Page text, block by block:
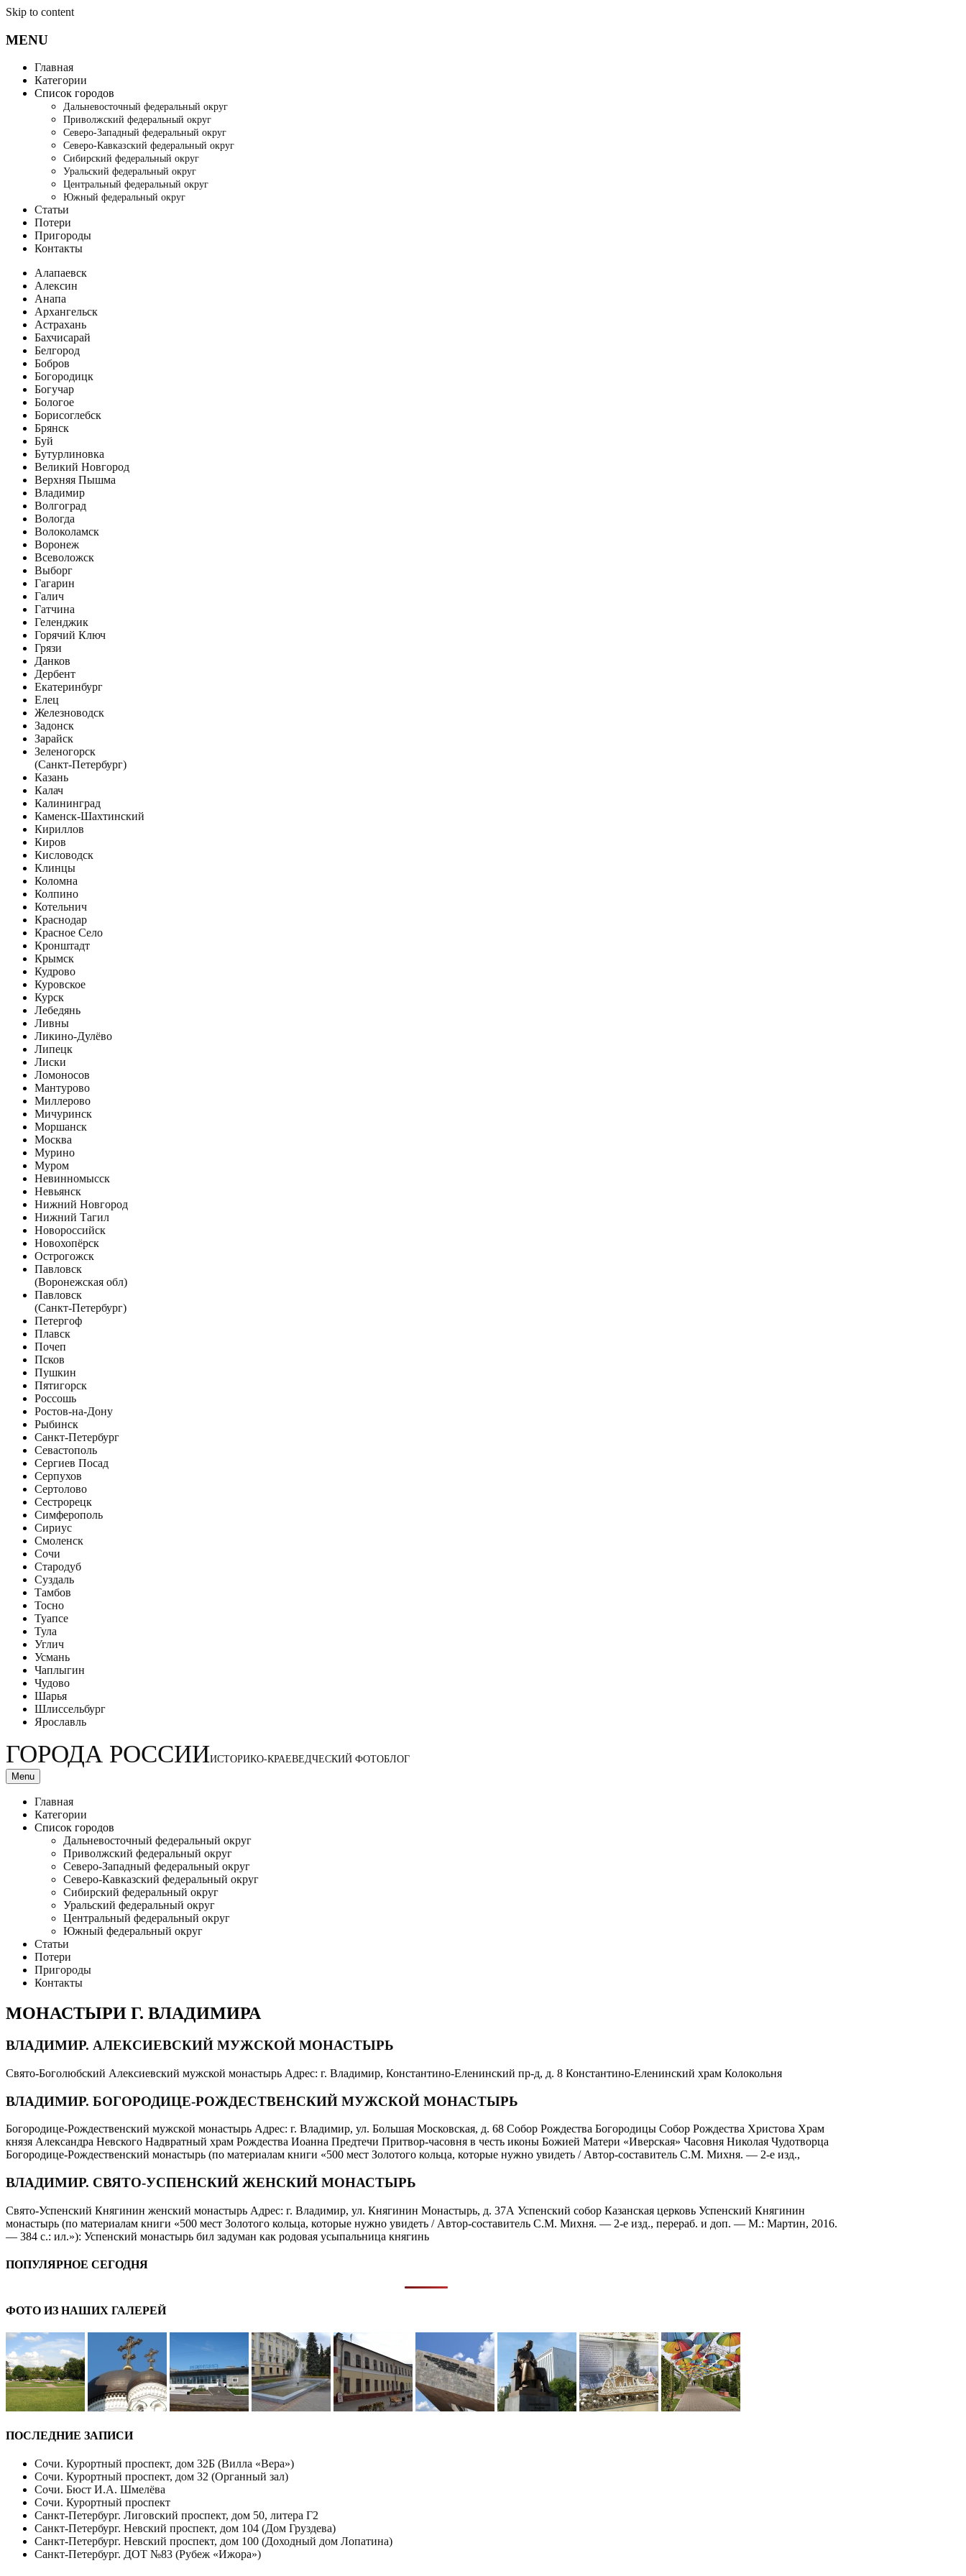
Skip to content
MENU
Главная
Категории
Список городов
Дальневосточный федеральный округ
Приволжский федеральный округ
Северо-Западный федеральный округ
Северо-Кавказский федеральный округ
Сибирский федеральный округ
Уральский федеральный округ
Центральный федеральный округ
Южный федеральный округ
Статьи
Потери
Пригороды
Контакты
Алапаевск
Алексин
Анапа
Архангельск
Астрахань
Бахчисарай
Белгород
Бобров
Богородицк
Богучар
Бологое
Борисоглебск
Брянск
Буй
Бутурлиновка
Великий Новгород
Верхняя Пышма
Владимир
Волгоград
Вологда
Волоколамск
Воронеж
Всеволожск
Выборг
Гагарин
Галич
Гатчина
Геленджик
Горячий Ключ
Грязи
Данков
Дербент
Екатеринбург
Елец
Железноводск
Задонск
Зарайск
Зеленогорск
(Санкт-Петербург)
Казань
Калач
Калининград
Каменск-Шахтинский
Кириллов
Киров
Кисловодск
Клинцы
Коломна
Колпино
Котельнич
Краснодар
Красное Село
Кронштадт
Крымск
Кудрово
Куровское
Курск
Лебедянь
Ливны
Ликино-Дулёво
Липецк
Лиски
Ломоносов
Мантурово
Миллерово
Мичуринск
Моршанск
Москва
Мурино
Муром
Невинномысск
Невьянск
Нижний Новгород
Нижний Тагил
Новороссийск
Новохопёрск
Острогожск
Павловск
(Воронежская обл)
Павловск
(Санкт-Петербург)
Петергоф
Плавск
Почеп
Псков
Пушкин
Пятигорск
Россошь
Ростов-на-Дону
Рыбинск
Санкт-Петербург
Севастополь
Сергиев Посад
Серпухов
Сертолово
Сестрорецк
Симферополь
Сириус
Смоленск
Сочи
Стародуб
Суздаль
Тамбов
Тосно
Туапсе
Тула
Углич
Усмань
Чаплыгин
Чудово
Шарья
Шлиссельбург
Ярославль
ГОРОДА РОССИИИСТОРИКО-КРАЕВЕДЧЕСКИЙ ФОТОБЛОГ
Menu
Главная
Категории
Список городов
Дальневосточный федеральный округ
Приволжский федеральный округ
Северо-Западный федеральный округ
Северо-Кавказский федеральный округ
Сибирский федеральный округ
Уральский федеральный округ
Центральный федеральный округ
Южный федеральный округ
Статьи
Потери
Пригороды
Контакты
МОНАСТЫРИ Г. ВЛАДИМИРА
ВЛАДИМИР. АЛЕКСИЕВСКИЙ МУЖСКОЙ МОНАСТЫРЬ
Свято-Боголюбский Алексиевский мужской монастырь Адрес: г. Владимир, Константино-Еленинский пр-д, д. 8 Константино-Еленинский храм Колокольня
ВЛАДИМИР. БОГОРОДИЦЕ-РОЖДЕСТВЕНСКИЙ МУЖСКОЙ МОНАСТЫРЬ
Богородице-Рождественский мужской монастырь Адрес: г. Владимир, ул. Большая Московская, д. 68 Собор Рождества Богородицы Собор Рождества Христова Храм
князя Александра Невского Надвратный храм Рождества Иоанна Предтечи Притвор-часовня в честь иконы Божией Матери «Иверская» Часовня Николая Чудотворца
Богородице-Рождественский монастырь (по материалам книги «500 мест Золотого кольца, которые нужно увидеть / Автор-составитель С.М. Михня. — 2-е изд.,
ВЛАДИМИР. СВЯТО-УСПЕНСКИЙ ЖЕНСКИЙ МОНАСТЫРЬ
Свято-Успенский Княгинин женский монастырь Адрес: г. Владимир, ул. Княгинин Монастырь, д. 37А Успенский собор Казанская церковь Успенский Княгинин
монастырь (по материалам книги «500 мест Золотого кольца, которые нужно увидеть / Автор-составитель С.М. Михня. — 2-е изд., перераб. и доп. — М.: Мартин, 2016.
— 384 с.: ил.»): Успенский монастырь бил задуман как родовая усыпальница княгинь
ПОПУЛЯРНОЕ СЕГОДНЯ
ФОТО ИЗ НАШИХ ГАЛЕРЕЙ
ПОСЛЕДНИЕ ЗАПИСИ
Сочи. Курортный проспект, дом 32Б (Вилла «Вера»)
Сочи. Курортный проспект, дом 32 (Органный зал)
Сочи. Бюст И.А. Шмелёва
Сочи. Курортный проспект
Санкт-Петербург. Лиговский проспект, дом 50, литера Г2
Санкт-Петербург. Невский проспект, дом 104 (Дом Груздева)
Санкт-Петербург. Невский проспект, дом 100 (Доходный дом Лопатина)
Санкт-Петербург. ДОТ №83 (Рубеж «Ижора»)